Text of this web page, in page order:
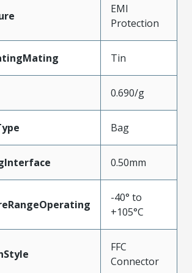
EMI
Protection
Tin
0.690/g
Bag
0.50mm
-40° to
+105°C
FFC
Connector